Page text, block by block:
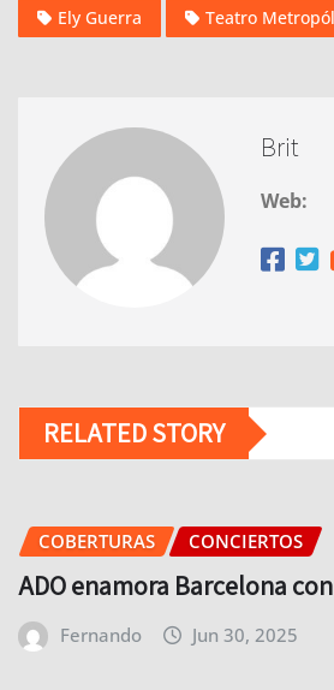
Ely Guerra Teatro
Brit
Web:
RELATED STORY
COBERTURAS CONCIERTOS
ADO enamora Barcelona
Fernando Jun 30, 2025